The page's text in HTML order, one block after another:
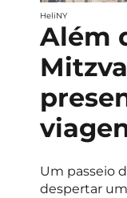
HeliNY
Além
Um passeio
despertar